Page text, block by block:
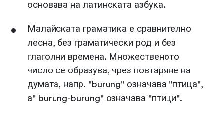
основава на латинската азбука.
Малайската граматика е сравнително
лесна, без граматически род и без
глаголни времена. Множественото
число се образува, чрез повтаряне на
думата, напр. "burung" означава "птица",
а" burung-burung" означава "птици".